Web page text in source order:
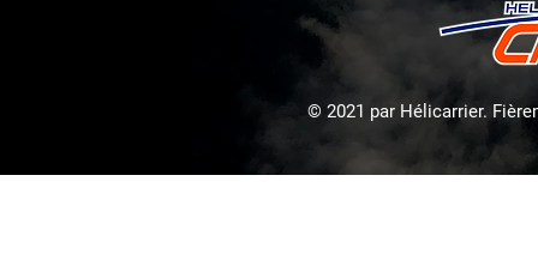
© 2021 par Hélicarrier.